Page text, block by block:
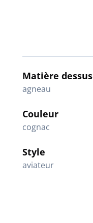
Matière dessus
agneau
Couleur
cognac
Style
aviateur